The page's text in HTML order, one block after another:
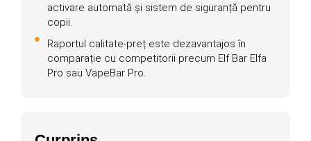
activare automată și sistem de siguranță pentru
copii.
Raportul calitate-preț este dezavantajos în
comparație cu competitorii precum Elf Bar Elfa
Pro sau VapeBar Pro.